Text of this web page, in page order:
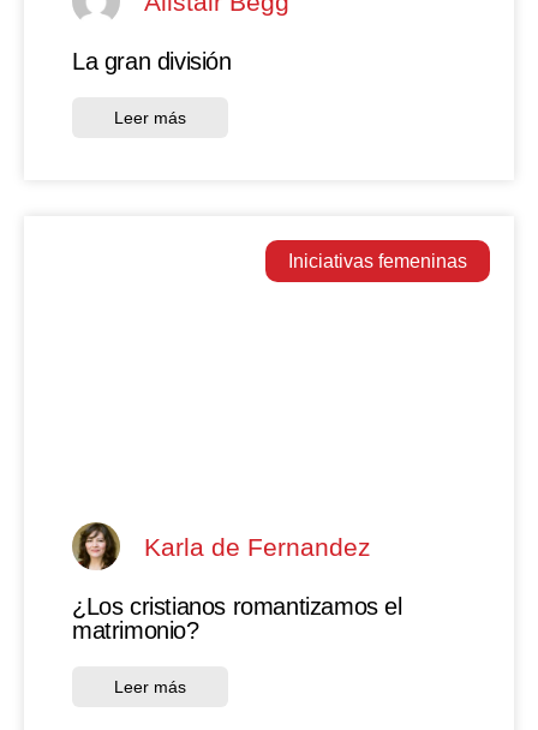
La gran división
Leer más
Iniciativas femeninas
Karla de Fernandez
¿Los cristianos romantizamos el
matrimonio?
Leer más